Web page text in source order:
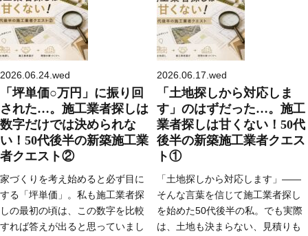
2026.06.24.wed
「坪単価○万円」に振り回
された…。施工業者探しは
数字だけでは決められな
い！50代後半の新築施工業
者クエスト②
家づくりを考え始めると必ず目に
する「坪単価」。私も施工業者探
しの最初の頃は、この数字を比較
すれば答えが出ると思っていまし
2026.06.17.wed
「土地探しから対応しま
す」のはずだった…。施工
業者探しは甘くない！50代
後半の新築施工業者クエス
ト①
「土地探しから対応します」――
そんな言葉を信じて施工業者探し
を始めた50代後半の私。でも実際
は、土地も決まらない、見積りも